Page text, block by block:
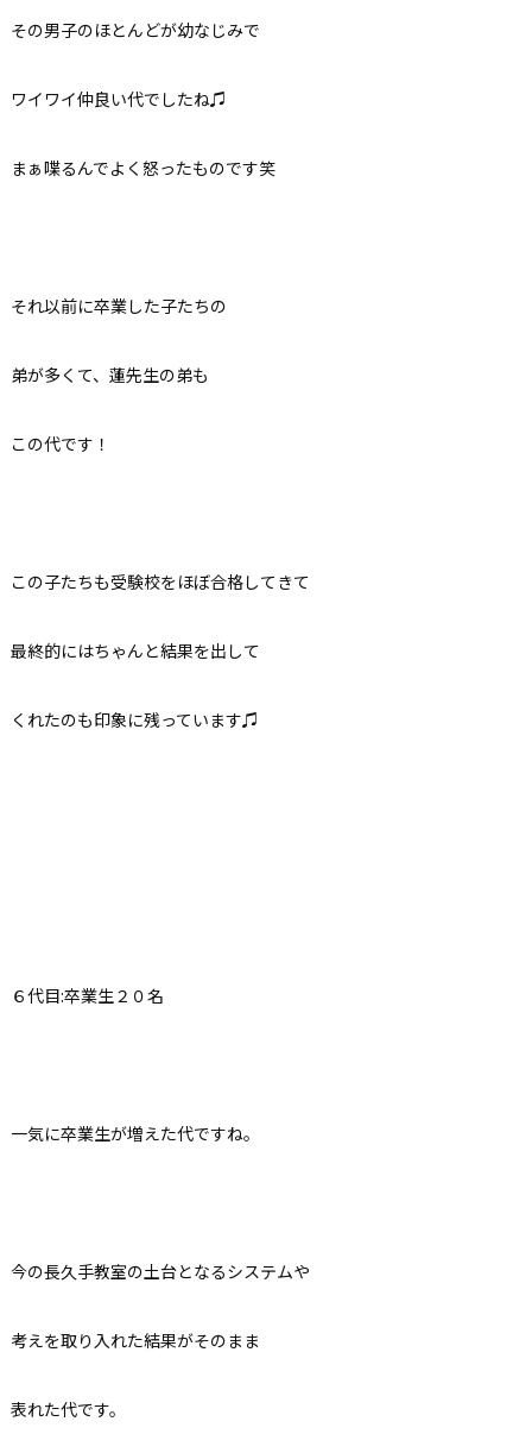
その男子のほとんどが幼なじみで
ワイワイ仲良い代でしたね♫
まぁ喋るんでよく怒ったものです笑
それ以前に卒業した子たちの
弟が多くて、蓮先生の弟も
この代です！
この子たちも受験校をほぼ合格してきて
最終的にはちゃんと結果を出して
くれたのも印象に残っています♫
６代目:卒業生２０名
一気に卒業生が増えた代ですね。
今の長久手教室の土台となるシステムや
考えを取り入れた結果がそのまま
表れた代です。